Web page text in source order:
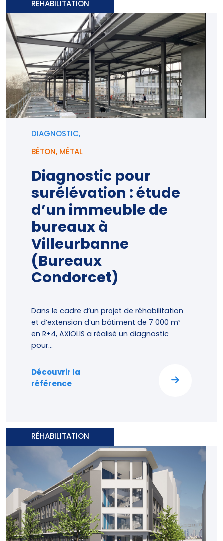
RÉHABILITATION
DIAGNOSTIC,
BÉTON, MÉTAL
Diagnostic pour
surélévation : étude
d’un immeuble de
bureaux à
Villeurbanne
(Bureaux
Condorcet)
Dans le cadre d’un projet de réhabilitation
et d’extension d’un bâtiment de 7 000 m²
en R+4, AXIOLIS a réalisé un diagnostic
pour...
Découvrir la
référence
RÉHABILITATION